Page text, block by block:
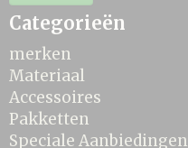
Categorieën
merken
Materiaal
Accessoires
Pakketten
Speciale Aanbiedingen